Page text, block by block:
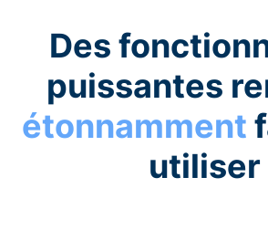
Des
puissantes
étonnamment
utiliser